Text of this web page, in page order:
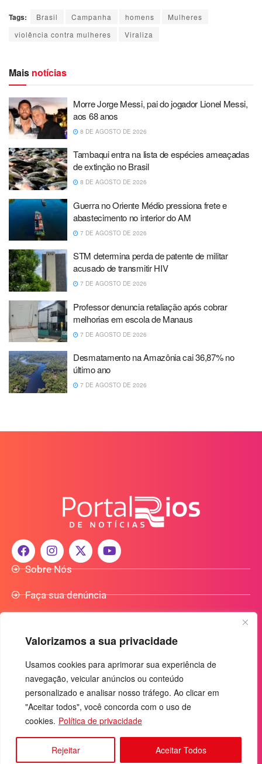
Valorizamos a sua privacidade
Usamos cookies para aprimorar sua experiência de
navegação, veicular anúncios ou conteúdo
personalizado e analisar nosso tráfego. Ao clicar em
"Aceitar todos", você concorda com o uso de
cookies. Política de privacidade
Rejeitar Aceitar Todos
Tags: Brasil Campanha homens
Mulheres
violência contra mulheres
Viraliza
Mais notícias
Morre Jorge Messi, pai do jogador Lionel Messi,
aos 68 anos
8 DE AGOSTO DE 2026
Tambaqui entra na lista de espécies ameaçadas
de extinção no Brasil
8 DE AGOSTO DE 2026
Guerra no Oriente Médio pressiona frete e
abastecimento no interior do AM
7 DE AGOSTO DE 2026
STM determina perda de patente de militar
acusado de transmitir HIV
7 DE AGOSTO DE 2026
Professor denuncia retaliação após cobrar
melhorias em escola de Manaus
7 DE AGOSTO DE 2026
Desmatamento na Amazônia cai 36,87% no
último ano
7 DE AGOSTO DE 2026
Sobre Nós
Faça sua denúncia
Anuncie Conosco
+55 (92) 3085-7464
comercialradio95.7fm@gmail.com
Av. Rio Madeira, 444 - Nossa Sra. das Graças